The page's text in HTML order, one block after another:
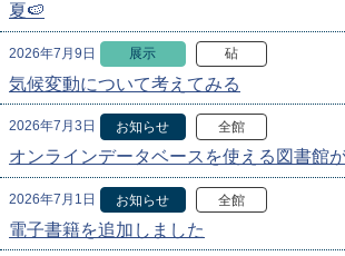
夏🍉
2026年7月9日 展示 砧
気候変動について考えてみる
2026年7月3日 お知らせ 全館
オンラインデータベースを使える図書館
2026年7月1日 お知らせ 全館
電子書籍を追加しました